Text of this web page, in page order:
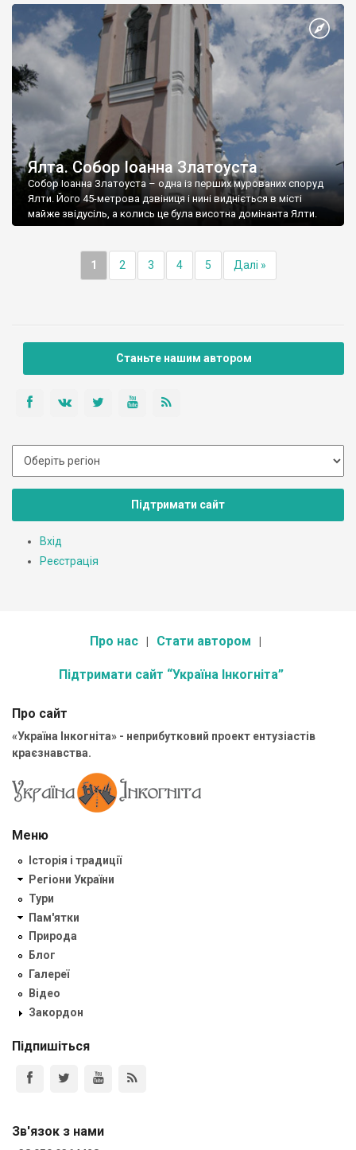
Ялта. Собор Іоанна Златоуста
Собор Іоанна Златоуста – одна із перших мурованих споруд
Ялти. Його 45-метрова дзвіниця і нині видніється в місті
майже звідусіль, а колись це була висотна домінанта Ялти.
1 2 3 4 5 Далі »
Станьте нашим автором
Підтримати сайт
Вхід
Реєстрація
Про нас Стати автором
Підтримати сайт “Україна Інкогніта”
Про сайт
«Україна Інкогніта» - неприбутковий проект ентузіастів
краєзнавства.
Меню
Історія і традиції
Регіони України
Тури
Пам'ятки
Природа
Блог
Галереї
Відео
Закордон
Підпишіться
Зв'язок з нами